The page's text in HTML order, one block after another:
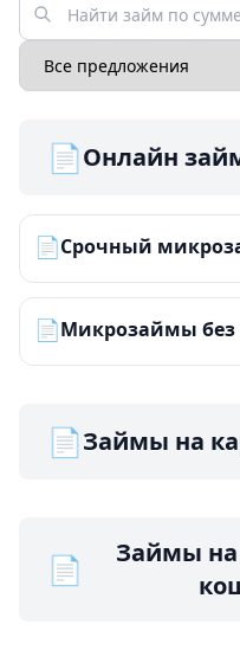
📄Онлайн
📄
📄
📄Займы на
📄
Займы на